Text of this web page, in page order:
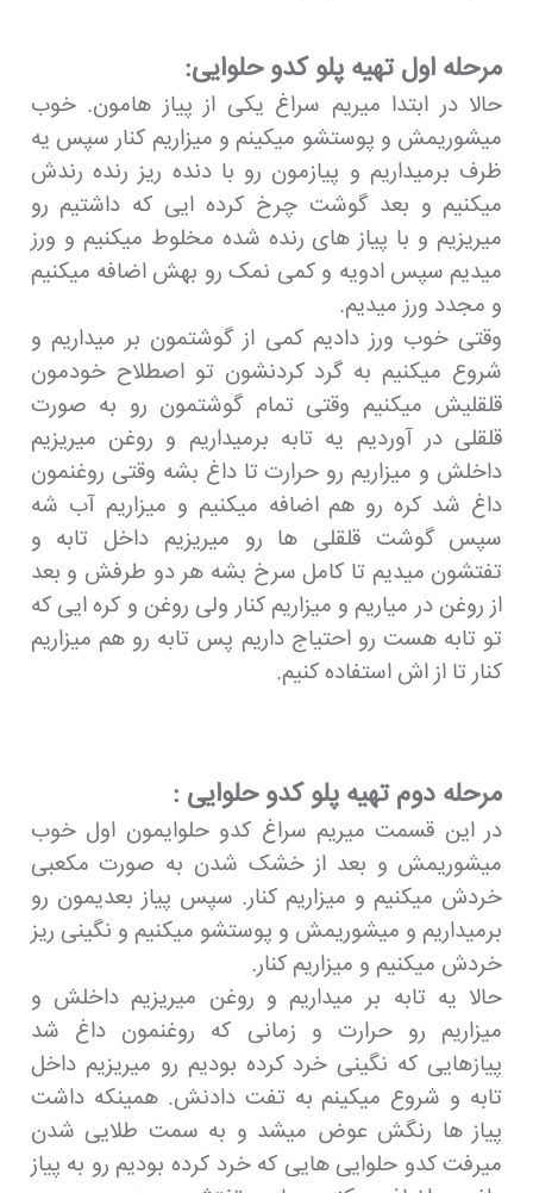
مرحله اول تهیه پلو کدو حلوایی:
حالا در ابتدا میریم سراغ یکی از پیاز هامون. خوب
میشوریمش و پوستشو میکینم و میزاریم کنار سپس یه
ظرف برمیداریم و پیازمون رو با دنده ریز رنده رندش
میکنیم و بعد گوشت چرخ کرده ایی که داشتیم رو
میریزیم و با پیاز های رنده شده مخلوط میکنیم و ورز
میدیم سپس ادویه و کمی نمک رو بهش اضافه میکنیم
و مجدد ورز میدیم.
وقتی خوب ورز دادیم کمی از گوشتمون بر میداریم و
شروع میکنیم به گرد کردنشون تو اصطلاح خودمون
قلقلیش میکنیم وقتی تمام گوشتمون رو به صورت
قلقلی در آوردیم یه تابه برمیداریم و روغن میریزیم
داخلش و میزاریم رو حرارت تا داغ بشه وقتی روغنمون
داغ شد کره رو هم اضافه میکنیم و میزاریم آب شه
سپس گوشت قلقلی ها رو میریزیم داخل تابه و
تفتشون میدیم تا کامل سرخ بشه هر دو طرفش و بعد
از روغن در میاریم و میزاریم کنار ولی روغن و کره ایی که
تو تابه هست رو احتیاج داریم پس تابه رو هم میزاریم
کنار تا از اش استفاده کنیم.
مرحله دوم تهیه پلو کدو حلوایی :
در این قسمت میریم سراغ کدو حلوایمون اول خوب
میشوریمش و بعد از خشک شدن به صورت مکعبی
خردش میکنیم و میزاریم کنار. سپس پیاز بعدیمون رو
برمیداریم و میشوریمش و پوستشو میکنیم و نگینی ریز
خردش میکنیم و میزاریم کنار.
حالا یه تابه بر میداریم و روغن میریزیم داخلش و
میزاریم رو حرارت و زمانی که روغنمون داغ شد
پیازهایی که نگینی خرد کرده بودیم رو میریزیم داخل
تابه و شروع میکینم به تفت دادنش. همینکه داشت
پیاز ها رنگش عوض میشد و به سمت طلایی شدن
میرفت کدو حلوایی هایی که خرد کرده بودیم رو به پیاز